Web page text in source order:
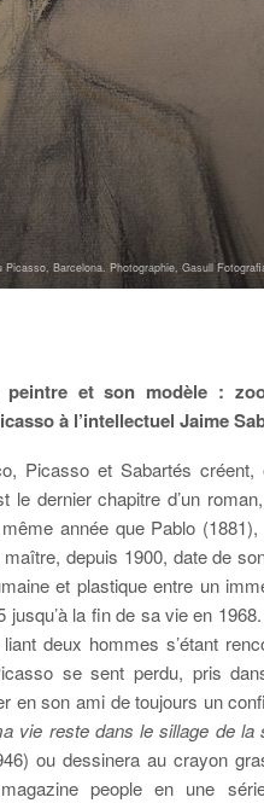
Barcelona. Photographie, Gasull
peintre et son modèle :
à l’intellectuel Jaime
Picasso et Sabartés
dernier chapitre d’un
année que Pablo (1881),
depuis 1900, date de
et plastique entre un
la fin de sa vie en
deux hommes s’étant
se sent perdu, pris
en son ami de toujours un
vie reste dans le sillage de la
ou dessinera au crayon
people en une